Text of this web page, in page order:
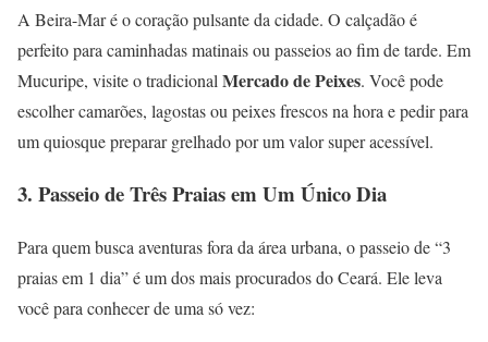
A Beira-Mar é o coração pulsante da cidade. O calçadão é
perfeito para caminhadas matinais ou passeios ao fim de tarde. Em
Mucuripe, visite o tradicional Mercado de Peixes. Você pode
escolher camarões, lagostas ou peixes frescos na hora e pedir para
um quiosque preparar grelhado por um valor super acessível.
3. Passeio de Três Praias em Um Único Dia
Para quem busca aventuras fora da área urbana, o passeio de “3
praias em 1 dia” é um dos mais procurados do Ceará. Ele leva
você para conhecer de uma só vez: